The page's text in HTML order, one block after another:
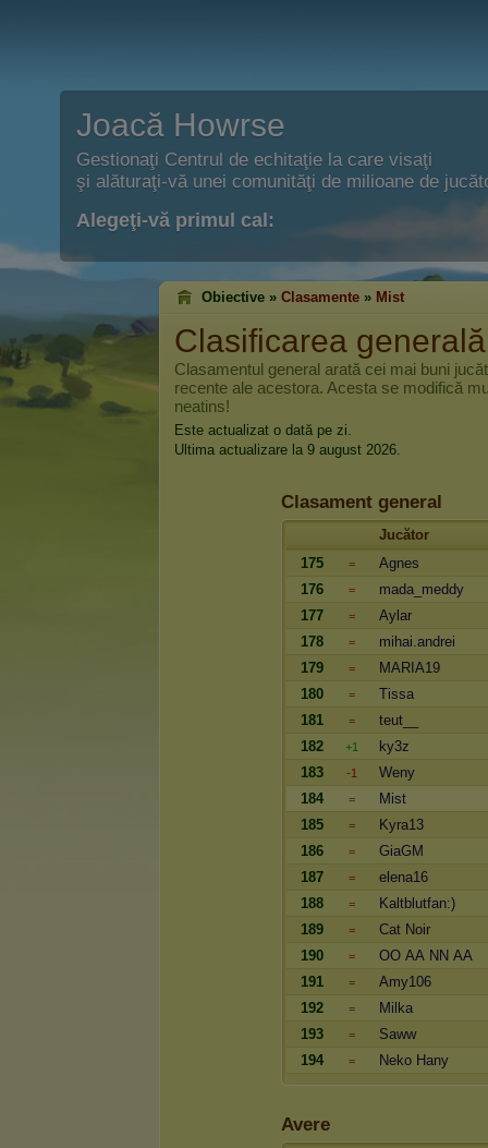
Joacă Howrse
Gestionaţi Centrul de echitaţie la care visaţi
şi alăturaţi-vă unei comunităţi de milioane de
Alegeţi-vă primul cal:
Obiective » Clasamente » Mist
Clasificarea
Clasamentul general arată cei mai buni
recente ale acestora. Acesta se modifică
neatins!
Este actualizat o dată pe zi.
Ultima actualizare la 9 august 2026.
Clasament general
Jucător
175
=
Agnes
176
=
mada_meddy
177
=
Aylar
178
=
mihai.andrei
179
=
MARIA19
180
=
Tissa
181
=
teut__
182
+1
ky3z
183
-1
Weny
184
=
Mist
185
=
Kyra13
186
=
GiaGM
187
=
elena16
188
=
Kaltblutfan:)
189
=
Cat Noir
190
=
OO AA NN AA
191
=
Amy106
192
=
Milka
193
=
Saww
194
= Neko Hany
Avere